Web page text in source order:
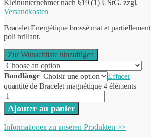
Kleinunternehmer nach §19 (1) UStG. zzgl.
Versandkosten
Bracelet Energétique brossé mat et partiellement
poli brillant.
Zur Wunschliste hinzufügen
Bandlänge
Effacer
quantité de Bracelet magnétique 4 éléments
Ajouter au panier
Informationen zu unseren Produkten >>